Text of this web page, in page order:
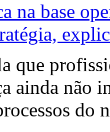
na base
que
ainda não
do